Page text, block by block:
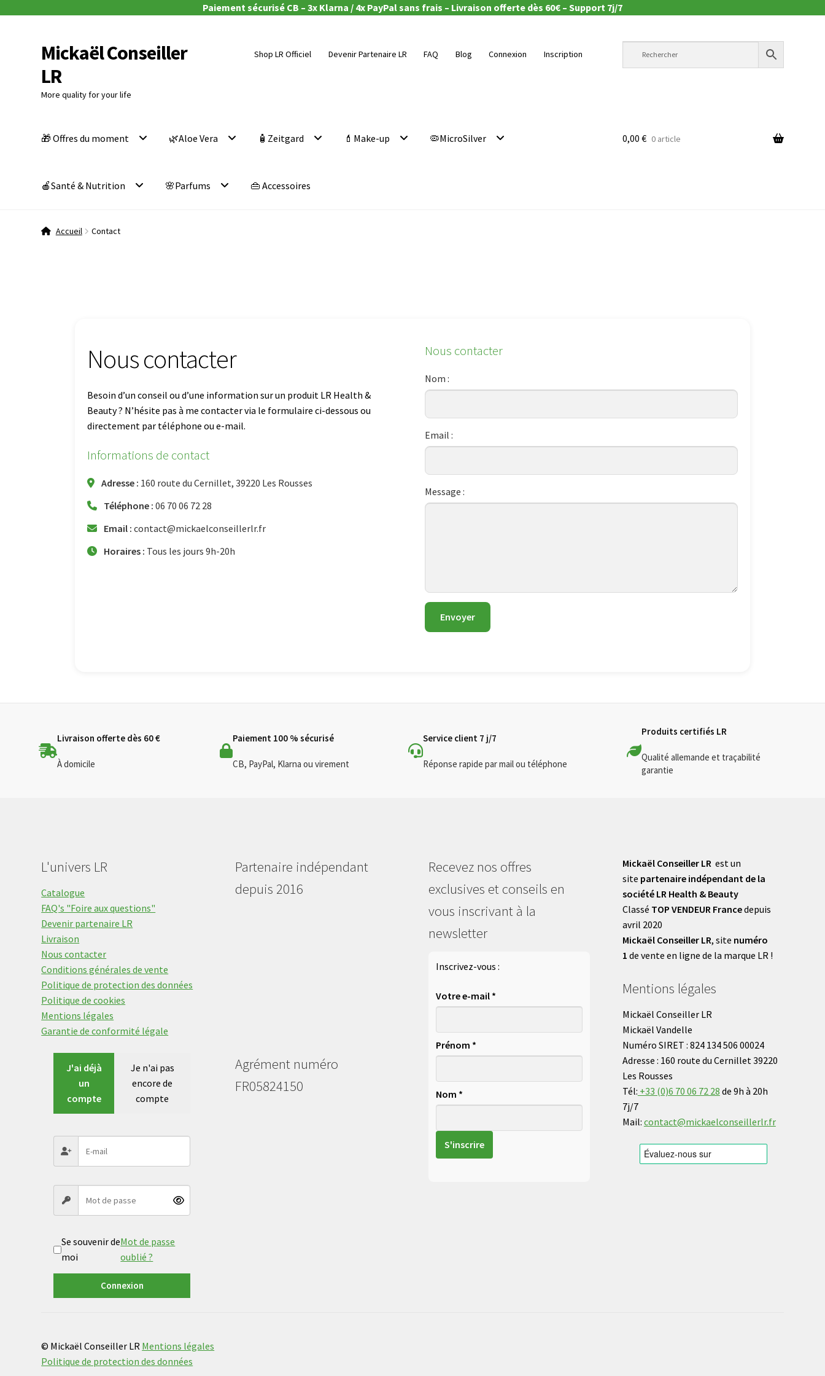
Paiement sécurisé CB – 3x Klarna / 4x PayPal sans frais – Livraison offerte dès 60€ – Support 7j/7
Aller
à
la
navigation
Aller
au
contenu
Mickaël Conseiller
LR
More quality for your life
Shop LR Officiel Devenir Partenaire LR FAQ Blog Connexion Inscription
🎁 Offres du moment 🌿Aloe Vera 🧴Zeitgard 💄Make-up 🦠MicroSilver
🍎Santé & Nutrition 🌸Parfums 👜 Accessoires
0,00 € 0 article
Accueil Contact
Nous contacter
Besoin d’un conseil ou d’une information sur un produit LR Health &
Beauty ? N’hésite pas à me contacter via le formulaire ci-dessous ou
directement par téléphone ou e-mail.
Informations de contact
Adresse : 160 route du Cernillet, 39220 Les Rousses
Téléphone : 06 70 06 72 28
Email : contact@mickaelconseillerlr.fr
Horaires : Tous les jours 9h-20h
Nous contacter
Nom :
Email :
Message :
Envoyer
Livraison offerte dès 60 €
À domicile
Paiement 100 % sécurisé
CB, PayPal, Klarna ou virement
Service client 7 j/7
Réponse rapide par mail ou téléphone
Produits certifiés LR
Qualité allemande et traçabilité
garantie
L'univers LR
Catalogue
FAQ's "Foire aux questions"
Devenir partenaire LR
Livraison
Nous contacter
Conditions générales de vente
Politique de protection des données
Politique de cookies
Mentions légales
Garantie de conformité légale
J'ai déjà
un
compte
Je n'ai pas
encore de
compte
Se souvenir de
moi
Mot de passe
oublié ?
Connexion
Partenaire indépendant
depuis 2016
Agrément numéro
FR05824150
Recevez nos offres
exclusives et conseils en
vous inscrivant à la
newsletter
Inscrivez-vous :
Votre e-mail *
Prénom *
Nom *
Mickaël Conseiller LRest un
site partenaire indépendant de la
société LR Health & Beauty
Classé TOP VENDEUR Francedepuis
avril 2020
Mickaël Conseiller LR, site numéro
1 de vente en ligne de la marque LR !
Mentions légales
Mickaël Conseiller LR
Mickaël Vandelle
Numéro SIRET : 824 134 506 00024
Adresse : 160 route du Cernillet 39220
Les Rousses
Tél: +33 (0)6 70 06 72 28 de 9h à 20h
7j/7
Mail: contact@mickaelconseillerlr.fr
© Mickaël Conseiller LR Mentions légales
Politique de protection des données